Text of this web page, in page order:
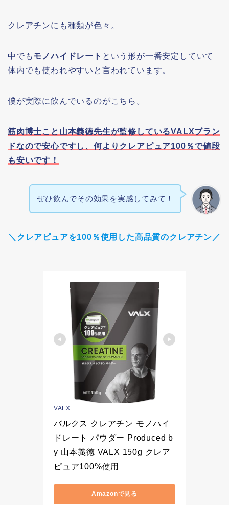
クレアチンにも種類が色々。
中でもモノハイドレート という形が一番安定していて
体内でも使われやすいと言われています。
僕が実際に飲んでいるのがこちら。
筋肉博士こと山本義徳先生が監修しているVALXブラン
ドなので安心ですし、何よりクレアピュア100％で値段
も安いです！
ぜひ飲んでその効果を実感してみて！
＼クレアピュアを100％使用した高品質のクレアチン／
VALX
バルクス クレアチン モノハイ
ドレート パウダー Produced b
y 山本義徳 VALX 150g クレア
ピュア100%使用
Amazonで見る